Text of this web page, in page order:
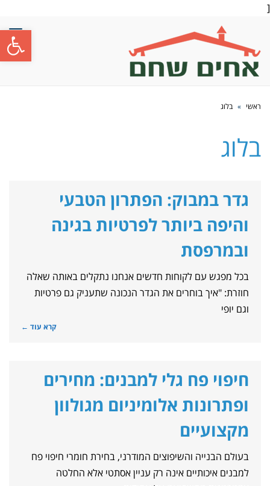
פתח
[
ראשי » בלוג
בלוג
גדר במבוק: הפתרון הטבעי
והיפה ביותר לפרטיות בגינה
ובמרפסת
בכל מפגש עם לקוחות חדשים אנחנו נתקלים באותה שאלה
חוזרת: "איך בוחרים את הגדר הנכונה שתעניק גם פרטיות
וגם יופי
קרא עוד ←
חיפוי פח גלי למבנים: מחירים
ופתרונות אלומיניום מגולוון
מקצועיים
בעולם הבנייה והשיפוצים המודרני, בחירת חומרי חיפוי פח
למבנים איכותיים אינה רק עניין אסתטי אלא החלטה